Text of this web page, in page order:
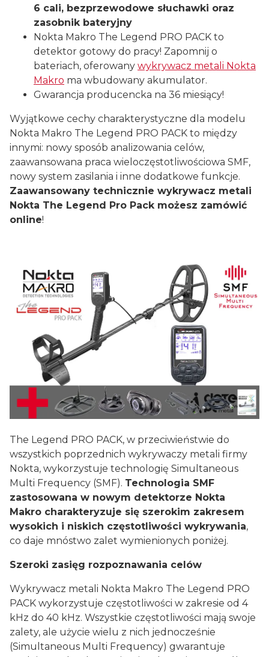
6 cali, bezprzewodowe słuchawki oraz
zasobnik bateryjny
Nokta Makro The Legend PRO PACK to
detektor gotowy do pracy! Zapomnij o
bateriach, oferowany wykrywacz metali Nokta
Makro ma wbudowany akumulator.
Gwarancja producencka na 36 miesiący!
Wyjątkowe cechy charakterystyczne dla modelu
Nokta Makro The Legend PRO PACK to między
innymi: nowy sposób analizowania celów,
zaawansowana praca wieloczęstotliwościowa SMF,
nowy system zasilania i inne dodatkowe funkcje.
Zaawansowany technicznie wykrywacz metali
Nokta The Legend Pro Pack możesz zamówić
online!
The Legend PRO PACK, w przeciwieństwie do
wszystkich poprzednich wykrywaczy metali firmy
Nokta, wykorzystuje technologię Simultaneous
Multi Frequency (SMF). Technologia SMF
zastosowana w nowym detektorze Nokta
Makro charakteryzuje się szerokim zakresem
wysokich i niskich częstotliwości wykrywania,
co daje mnóstwo zalet wymienionych poniżej.
Szeroki zasięg rozpoznawania celów
Wykrywacz metali Nokta Makro The Legend PRO
PACK wykorzystuje częstotliwości w zakresie od 4
kHz do 40 kHz. Wszystkie częstotliwości mają swoje
zalety, ale użycie wielu z nich jednocześnie
(Simultaneous Multi Frequency) gwarantuje